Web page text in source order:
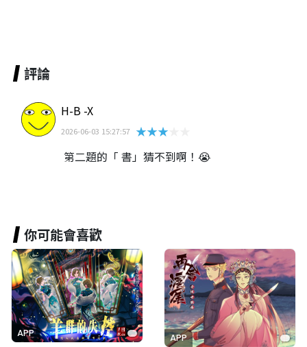
評論
H-B -X
2026-06-03 15:27:57 ★★★★★
第二題的「 書」猜不到啊！😭
你可能會喜歡
APP
APP